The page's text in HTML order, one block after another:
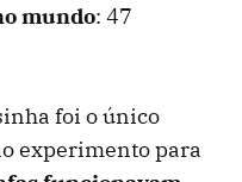
mundo: 47
foi o único
experimento para